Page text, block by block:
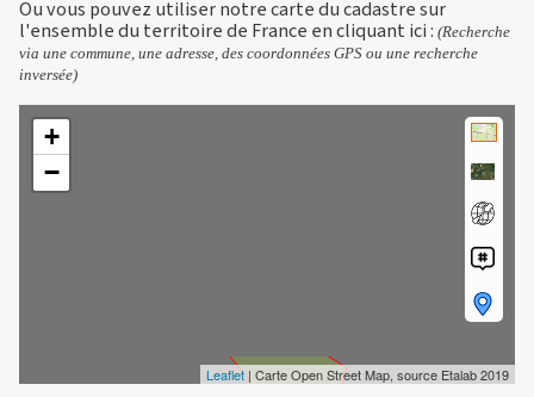
Ou vous pouvez utiliser notre carte du cadastre sur
l'ensemble du territoire de France encliquant ici: (Recherche
via une commune, une adresse, des coordonnées GPS ou une recherche
inversée)
+
−
Leaflet| Carte Open Street Map, source Etalab 2019